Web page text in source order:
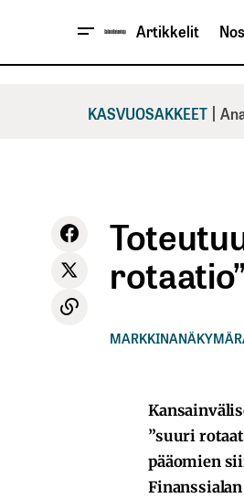
Artikkelit
KASVUOSAKKEET |
MARKKINANÄKYMÄ
”suuri
pääomien